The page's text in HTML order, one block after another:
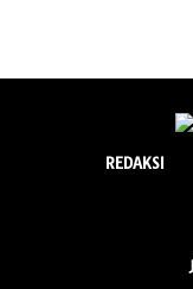
REDAKSI